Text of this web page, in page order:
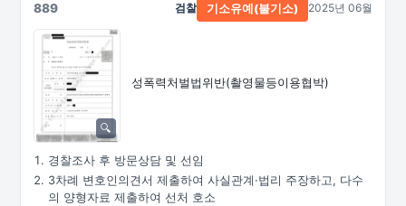
889
성폭력처벌법위반(촬영물등이용협박)
검찰 기소유예(불기소) 2025년 06월
경찰조사 후 방문상담 및 선임
3차례 변호인의견서 제출하여 사실관계·법리 주장하고, 다수
의 양형자료 제출하여 선처 호소